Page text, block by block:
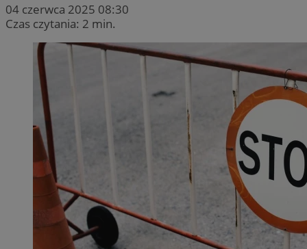
04 czerwca 2025 08:30
Czas czytania: 2 min.